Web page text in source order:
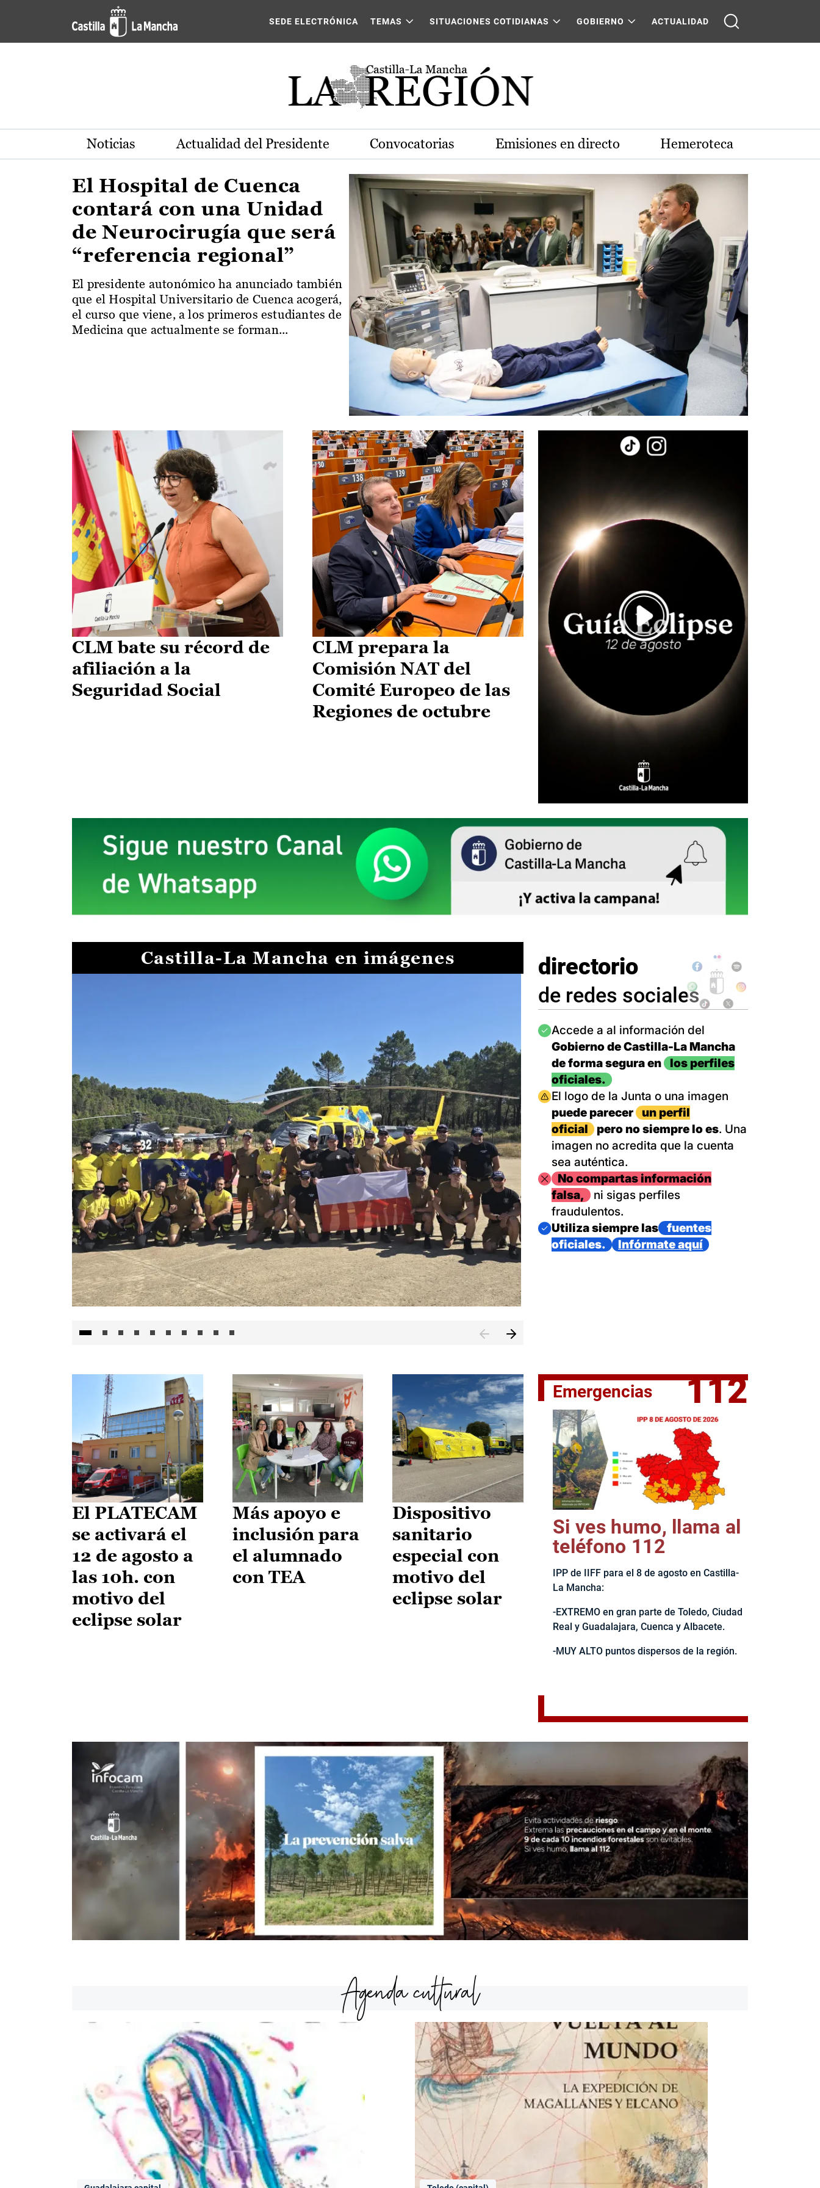
Pasar al contenido principal
Actualidad de la región de Castilla-La Mancha
SEDE ELECTRÓNICA TEMAS SITUACIONES COTIDIANAS GOBIERNO ACTUALIDAD
Noticias Actualidad del Presidente Convocatorias Emisiones en directo Hemeroteca
El Hospital de Cuenca
contará con una Unidad
de Neurocirugía que será
“referencia regional”
El presidente autonómico ha anunciado también
que el Hospital Universitario de Cuenca acogerá,
el curso que viene, a los primeros estudiantes de
Medicina que actualmente se forman...
CLM bate su récord de
afiliación a la
Seguridad Social
CLM prepara la
Comisión NAT del
Comité Europeo de las
Regiones de octubre
Castilla-La Mancha en imágenes
II Vuelta Ciclista CLM LEADER
directorio
de redes sociales
Imagen
Accede a al información del
Gobierno de Castilla-La Mancha
de forma segura en
los perfiles
oficiales.
Imagen
El logo de la Junta o una imagen
puede parecer
un perfil
oficial
pero no siempre lo es. Una
imagen no acredita que la cuenta
sea auténtica.
ImagenNo compartas información
falsa,
ni sigas perfiles
fraudulentos.
Imagen
Utiliza siempre las
fuentes
oficiales.
Infórmate aquí
El PLATECAM
se activará el
12 de agosto a
las 10h. con
motivo del
eclipse solar
Más apoyo e
inclusión para
el alumnado
con TEA
Dispositivo
sanitario
especial con
motivo del
eclipse solar
Emergencias 112
Si ves humo, llama al
teléfono 112
IPP de IIFF para el 8 de agosto en Castilla-
La Mancha:
-EXTREMO en gran parte de Toledo, Ciudad
Real y Guadalajara, Cuenca y Albacete.
-MUY ALTO puntos dispersos de la región.
Agenda cultural